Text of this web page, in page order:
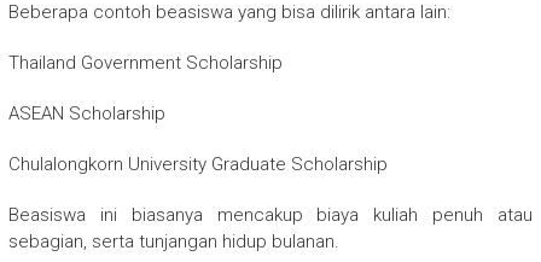
Beberapa contoh beasiswa yang bisa dilirik antara lain:
Thailand Government Scholarship
ASEAN Scholarship
Chulalongkorn University Graduate Scholarship
Beasiswa ini biasanya mencakup biaya kuliah penuh atau
sebagian, serta tunjangan hidup bulanan.